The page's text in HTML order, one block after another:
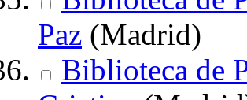
Paz (Madrid)
Biblioteca de